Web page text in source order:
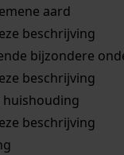
aard
beschrijving
bijzondere
beschrijving
huishouding
beschrijving